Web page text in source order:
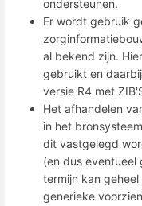
ondersteunen.
Er wordt gebruik
al bekend zijn.
gebruikt en
versie R4 met
Het afhandelen
in het
dit vastgelegd
(en dus eventueel
termijn kan
generieke